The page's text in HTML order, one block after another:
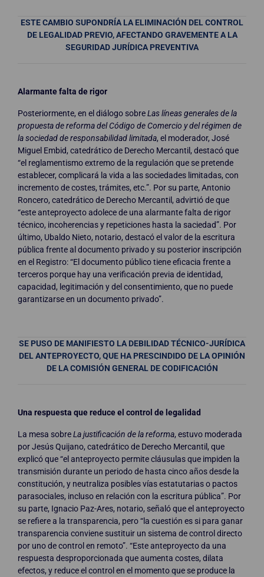
ESTE CAMBIO SUPONDRÍA LA ELIMINACIÓN DEL CONTROL
DE LEGALIDAD PREVIO, AFECTANDO GRAVEMENTE A LA
SEGURIDAD JURÍDICA PREVENTIVA
Alarmante falta de rigor
Posteriormente, en el diálogo sobreLas líneas generales de la
propuesta de reforma del Código de Comercio y del régimen de
la sociedad de responsabilidad limitada, el moderador, José
Miguel Embid, catedrático de Derecho Mercantil, destacó que
“el reglamentismo extremo de la regulación que se pretende
establecer, complicará la vida a las sociedades limitadas, con
incremento de costes, trámites, etc.”. Por su parte, Antonio
Roncero, catedrático de Derecho Mercantil, advirtió de que
“este anteproyecto adolece de una alarmante falta de rigor
técnico, incoherencias y repeticiones hasta la saciedad”. Por
último, Ubaldo Nieto, notario, destacó el valor de la escritura
pública frente al documento privado y su posterior inscripción
en el Registro: “El documento público tiene eficacia frente a
terceros porque hay una verificación previa de identidad,
capacidad, legitimación y del consentimiento, que no puede
garantizarse en un documento privado”.
SE PUSO DE MANIFIESTO LA DEBILIDAD TÉCNICO-JURÍDICA
DEL ANTEPROYECTO, QUE HA PRESCINDIDO DE LA OPINIÓN
DE LA COMISIÓN GENERAL DE CODIFICACIÓN
Una respuesta que reduce el control de legalidad
La mesa sobreLa justificación de la reforma, estuvo moderada
por Jesús Quijano, catedrático de Derecho Mercantil, que
explicó que “el anteproyecto permite cláusulas que impiden la
transmisión durante un periodo de hasta cinco años desde la
constitución, y neutraliza posibles vías estatutarias o pactos
parasociales, incluso en relación con la escritura pública”. Por
su parte, Ignacio Paz-Ares, notario, señaló que el anteproyecto
se refiere a la transparencia, pero “la cuestión es si para ganar
transparencia conviene sustituir un sistema de control directo
por uno de control en remoto”. “Este anteproyecto da una
respuesta desproporcionada que aumenta costes, dilata
efectos, y reduce el control en el momento que se produce la